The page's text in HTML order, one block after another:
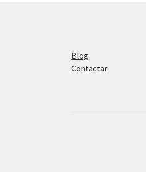
Blog
Contactar